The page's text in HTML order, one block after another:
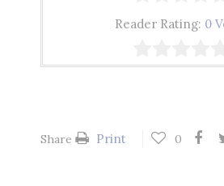
Reader Rating: 0
Share Print 0